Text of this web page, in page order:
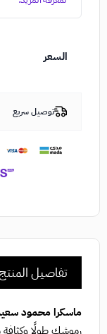
السعر
توصيل سريع
تفاصيل
ماسكرا محمود
رموشك طولًا وكثافة